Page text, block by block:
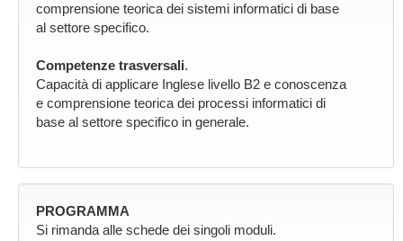
comprensione teorica dei sistemi informatici di base
al settore specifico.
Competenze trasversali.
Capacità di applicare Inglese livello B2 e conoscenza
e comprensione teorica dei processi informatici di
base al settore specifico in generale.
PROGRAMMA
Si rimanda alle schede dei singoli moduli.